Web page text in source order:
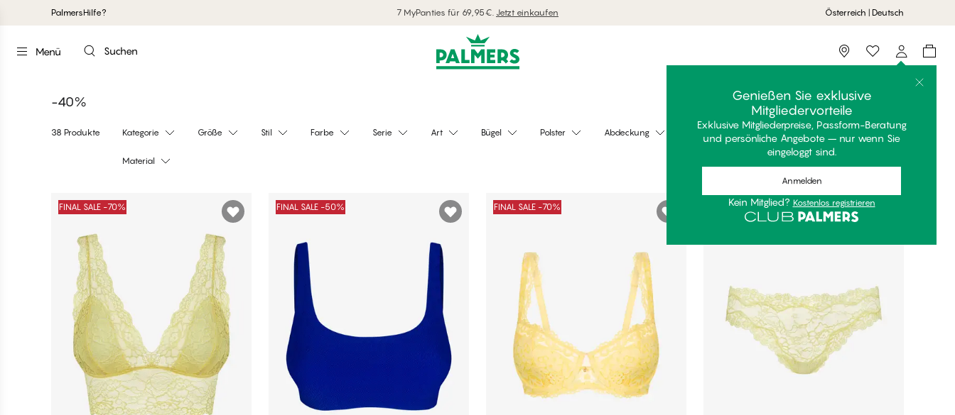
PalmersHilfe? Kostenlose Lieferung ab 70 EUR einkaufen Österreich | Deutsch
Menü Suchen Storefinder
Genießen Sie exklusive
Mitgliedervorteile
Exklusive Mitgliederpreise, Passform-Beratung
und persönliche Angebote – nur wenn Sie
eingeloggt sind.
Anmelden
Kein Mitglied? Kostenlos registrieren
-40%
38 Produkte Kategorie Größe Stil Farbe Serie Art Bügel Polster Abdeckung
Material
sortieren nach Empfohlen
Produkte
FINAL SALE -70% FINAL SALE -50% FINAL SALE -70% FINAL SALE -70%